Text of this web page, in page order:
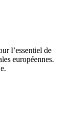
l’essentiel de
européennes.